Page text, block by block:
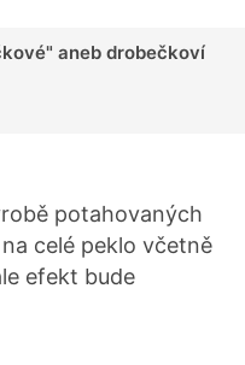
aneb drobečkoví
potahovaných
celé peklo včetně
efekt bude